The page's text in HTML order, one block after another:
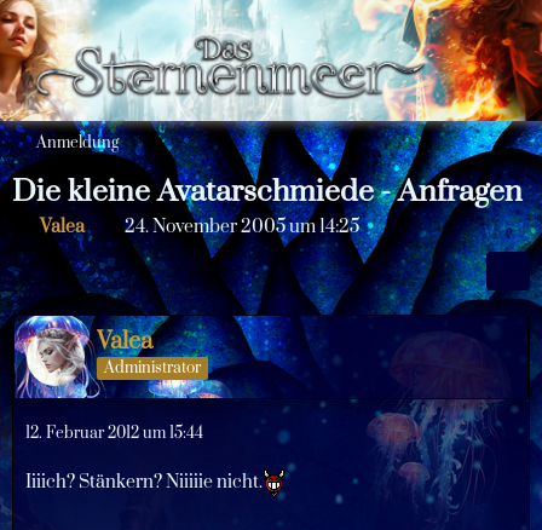
Anmeldung
Die kleine Avatarschmiede - Anfragen
Valea 24. November 2005 um 14:25
Valea
Administrator
12. Februar 2012 um 15:44
Iiiich? Stänkern? Niiiiie nicht.